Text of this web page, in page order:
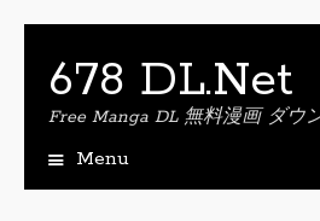
678 DL.Net
Free Manga DL 無料漫画 ダウ
Menu